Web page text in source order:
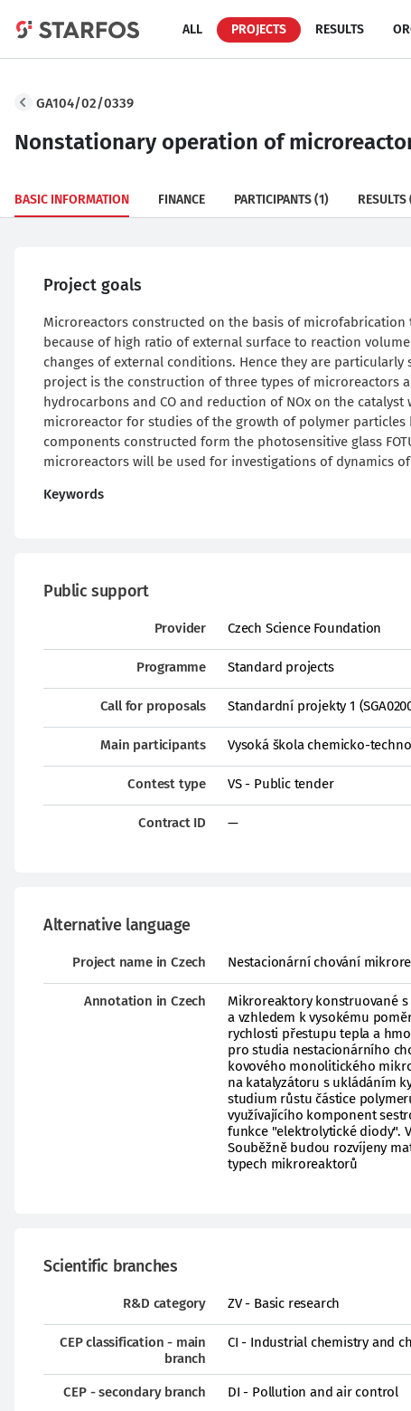
ALL PROJECTS RESULTS
GA104/02/0339
Nonstationary operation of
BASIC INFORMATION FINANCE PARTICIPANTS(1) RESULTS
Project goals
Microreactors constructed on the basis of
because of high ratio of external surface to reaction
changes of external conditions. Hence they are
project is the construction of three types of
hydrocarbons and CO and reduction of NOx on the
microreactor for studies of the growth of polymer particles
components constructed form the photosensitive glass
microreactors will be used for investigations of dynamics
Keywords
Public support
Provider Czech Science Foundation
Programme Standard projects
Call for proposals Standardní projekty 1
Main participants Vysoká škola chemicko-
Contest type VS - Public tender
Contract ID —
Alternative language
Project name in Czech Nestacionární chování
Annotation in Czech
Mikroreaktory konstruované
a vzhledem k vysokému
rychlosti přestupu tepla a
pro studia nestacionárního
kovového monolitického
na katalyzátoru s ukládáním
studium růstu částice
využívajícího komponent
funkce "elektrolytické diody".
Souběžně budou rozvíjeny
typech mikroreaktorů
Scientific branches
R&D category ZV - Basic research
CEP classification - main
branch
CI - Industrial chemistry and
CEP - secondary branch DI - Pollution and air control